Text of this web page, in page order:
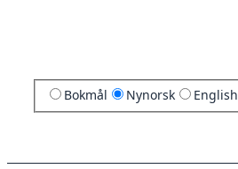
Bokmål Nynorsk English